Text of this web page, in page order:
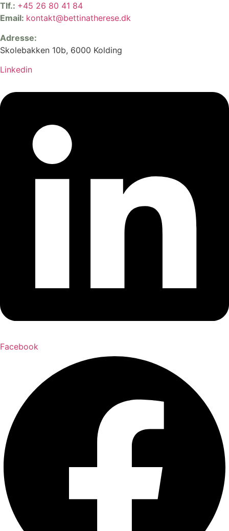
Tlf.: +45 26 80 41 84
Email: kontakt@bettinatherese.dk
Adresse:
Skolebakken 10b, 6000 Kolding
Linkedin
Facebook